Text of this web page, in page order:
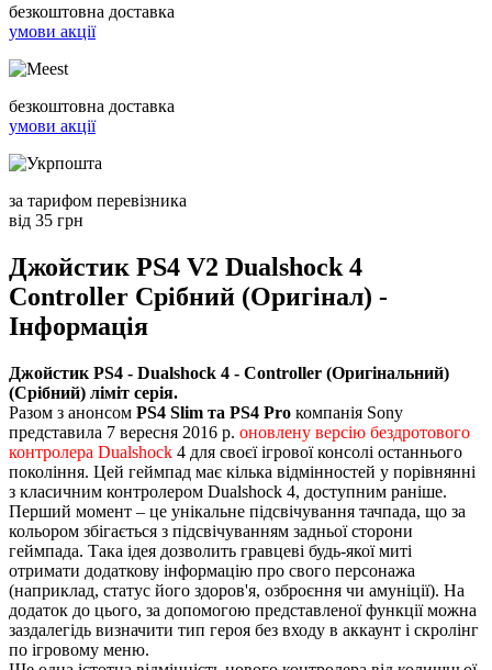
безкоштовна доставка
умови акції
безкоштовна доставка
умови акції
за тарифом перевізника
від 35 грн
Джойстик PS4 V2 Dualshock 4
Controller Срібний (Оригінал) -
Інформація
Джойстик PS4 - Dualshock 4 - Controller (Оригінальний)
(Срібний) ліміт серія.
Разом з анонсом PS4 Slim та PS4 Pro компанія Sony
представила 7 вересня 2016 р. оновлену версію бездротового
контролера Dualshock 4 для своєї ігрової консолі останнього
покоління. Цей геймпад має кілька відмінностей у порівнянні
з класичним контролером Dualshock 4, доступним раніше.
Перший момент – це унікальне підсвічування тачпада, що за
кольором збігається з підсвічуванням задньої сторони
геймпада. Така ідея дозволить гравцеві будь-якої миті
отримати додаткову інформацію про свого персонажа
(наприклад, статус його здоров'я, озброєння чи амуніції). На
додаток до цього, за допомогою представленої функції можна
заздалегідь визначити тип героя без входу в аккаунт і скролінг
по ігровому меню.